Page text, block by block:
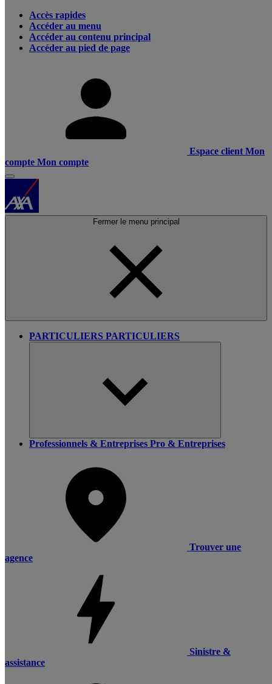
Accès rapides
Accéder au menu
Accéder au contenu principal
Accéder au pied de page
Espace client Mon
compte Mon compte
Fermer le menu principal
PARTICULIERS PARTICULIERS
Professionnels & Entreprises Pro & Entreprises
Trouver une
agence
Sinistre &
assistance